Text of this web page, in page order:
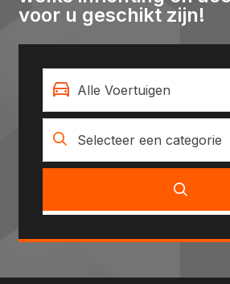
voor u geschikt zijn!
Alle Voertuigen
Selecteer een categorie